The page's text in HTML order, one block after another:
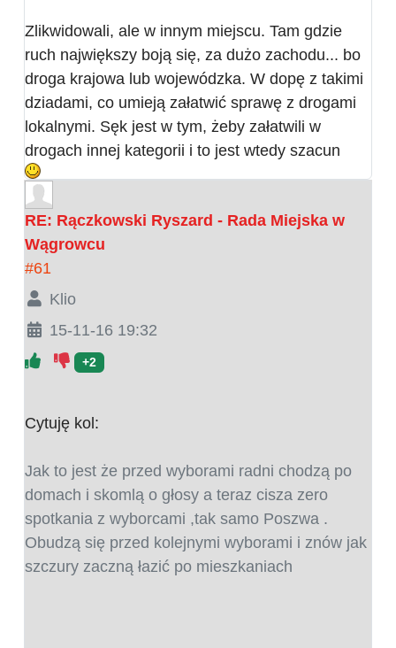
Zlikwidowali, ale w innym miejscu. Tam gdzie
ruch największy boją się, za dużo zachodu... bo
droga krajowa lub wojewódzka. W dopę z takimi
dziadami, co umieją załatwić sprawę z drogami
lokalnymi. Sęk jest w tym, żeby załatwili w
drogach innej kategorii i to jest wtedy szacun
RE: Rączkowski Ryszard - Rada Miejska w
Wągrowcu
#61
Klio
15-11-16 19:32
+2
Cytuję kol:
Jak to jest że przed wyborami radni chodzą po
domach i skomlą o głosy a teraz cisza zero
spotkania z wyborcami ,tak samo Poszwa .
Obudzą się przed kolejnymi wyborami i znów jak
szczury zaczną łazić po mieszkaniach